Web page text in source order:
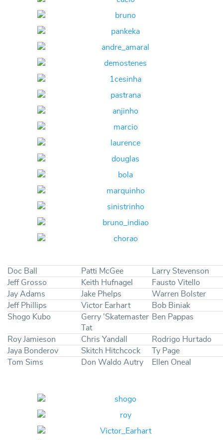
Doc Ball Patti McGee
Larry Stevenson
Jeff Grosso
Keith Hufnagel
Fausto Vitello
Jay Adams
Jake Phelps
Warren Bolster
Jeff Phillips
Victor Earhart
Bob Biniak
Shogo Kubo
Gerry 'Skatemaster
Tat
Ben Pappas
Roy Jamieson Chris Yandall
Rodrigo Hurtado
Jaya Bonderov
Skitch Hitchcock
Ty Page
Tom Sims
Don Waldo Autry Ellen Oneal